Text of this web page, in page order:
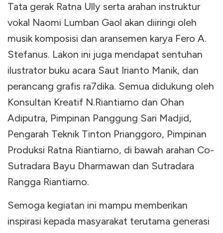
Tata gerak Ratna Ully serta arahan instruktur
vokal Naomi Lumban Gaol akan diiringi oleh
musik komposisi dan aransemen karya Fero A.
Stefanus. Lakon ini juga mendapat sentuhan
ilustrator buku acara Saut Irianto Manik, dan
perancang grafis ra7dika. Semua didukung oleh
Konsultan Kreatif N.Riantiarno dan Ohan
Adiputra, Pimpinan Panggung Sari Madjid,
Pengarah Teknik Tinton Prianggoro, Pimpinan
Produksi Ratna Riantiarno, di bawah arahan Co-
Sutradara Bayu Dharmawan dan Sutradara
Rangga Riantiarno.
Semoga kegiatan ini mampu memberikan
inspirasi kepada masyarakat terutama generasi